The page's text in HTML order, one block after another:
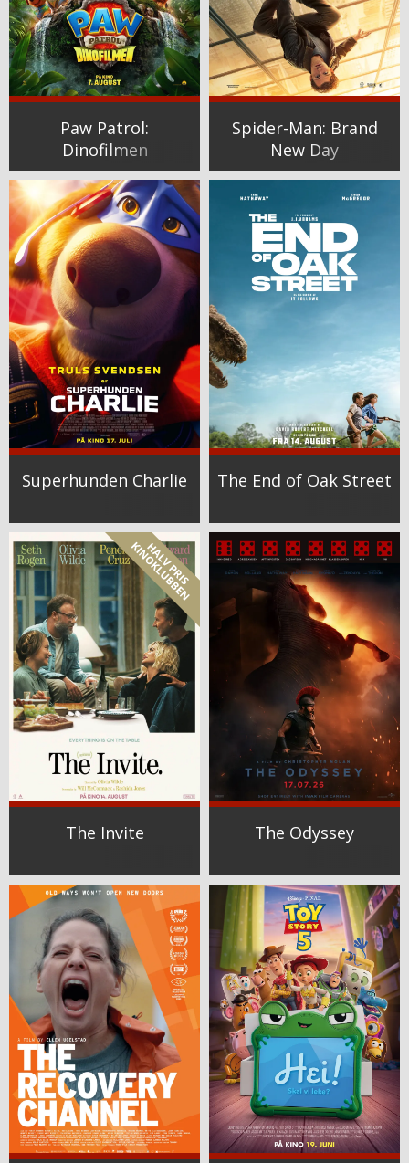
Paw Patrol:
Dinofilmen
Spider-Man: Brand
New Day
Superhunden Charlie The End of Oak Street
The Invite The Odyssey